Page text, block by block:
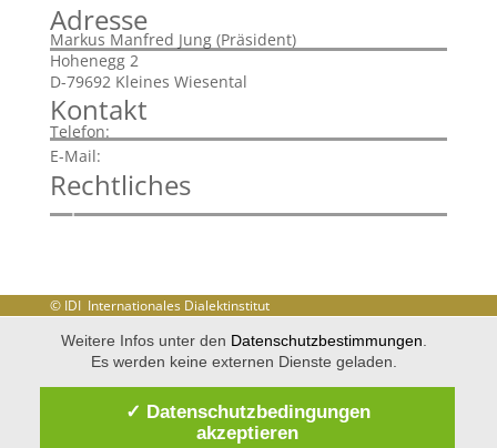
Adresse
Markus Manfred Jung (Präsident)
Hohenegg 2
D-79692 Kleines Wiesental
Kontakt
Telefon:
E-Mail:
Rechtliches
© IDI Internationales Dialektinstitut
Weitere Infos unter den Datenschutzbestimmungen.
Es werden keine externen Dienste geladen.
✓ Datenschutzbedingungen
akzeptieren